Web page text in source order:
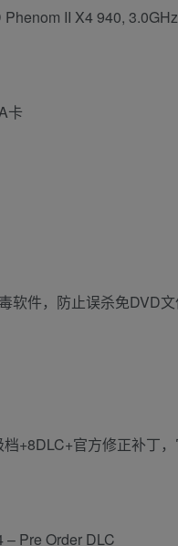
II X4 940, 3.0GHz
卡
件，防止误杀免DVD文
+8DLC+官方修正补丁
Pre Order DLC